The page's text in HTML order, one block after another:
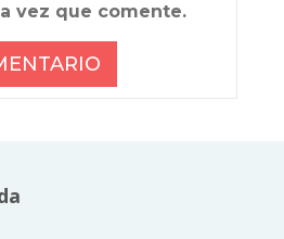
vez que comente.